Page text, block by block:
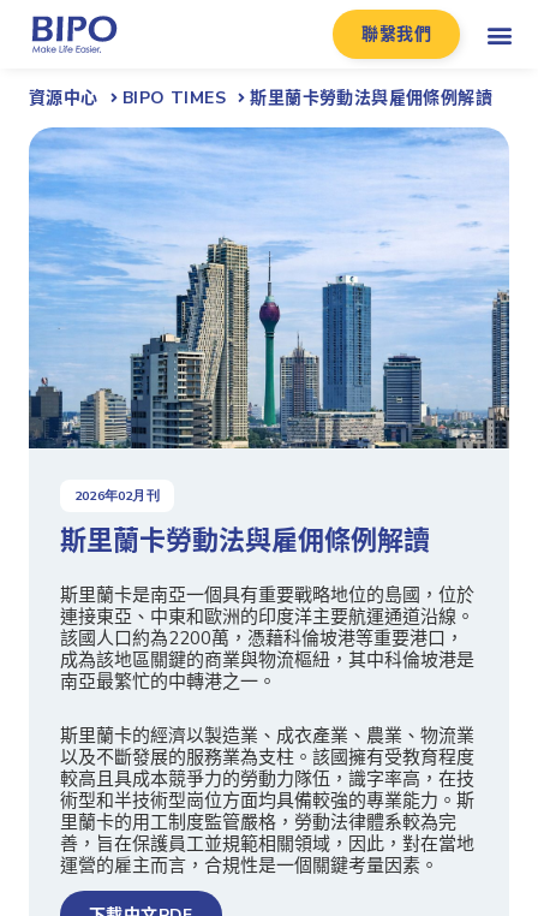
聯繫我們
資源中心 BIPO TIMES 斯里蘭卡勞動法與雇佣條例解讀
2026年02月刊
斯里蘭卡勞動法與雇佣條例解讀
斯里蘭卡是南亞一個具有重要戰略地位的島國，位於
連接東亞、中東和歐洲的印度洋主要航運通道沿線。
該國人口約為2200萬，憑藉科倫坡港等重要港口，
成為該地區關鍵的商業與物流樞紐，其中科倫坡港是
南亞最繁忙的中轉港之一。
斯里蘭卡的經濟以製造業、成衣產業、農業、物流業
以及不斷發展的服務業為支柱。該國擁有受教育程度
較高且具成本競爭力的勞動力隊伍，識字率高，在技
術型和半技術型崗位方面均具備較強的專業能力。斯
里蘭卡的用工制度監管嚴格，勞動法律體系較為完
善，旨在保護員工並規範相關領域，因此，對在當地
運營的雇主而言，合規性是一個關鍵考量因素。